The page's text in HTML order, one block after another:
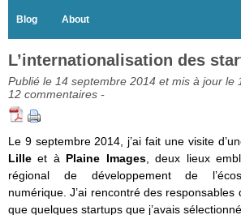
Blog About
L’internationalisation des
Publié le 14 septembre 2014 et mis à jour le
12 commentaires -
Le 9 septembre 2014, j’ai fait une visite
Lilleet à Plaine Images, deux lieux
régional de développement de
numérique. J’ai rencontré des
que quelques startups que j’avais